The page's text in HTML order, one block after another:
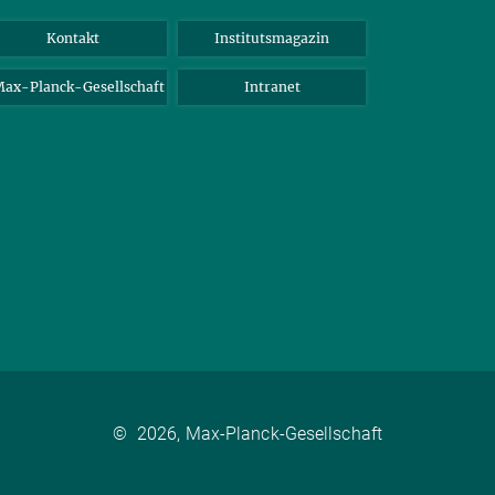
Kontakt Institutsmagazin
Planck-Gesellschaft Intranet
© 2026, Max-Planck-Gesellschaft